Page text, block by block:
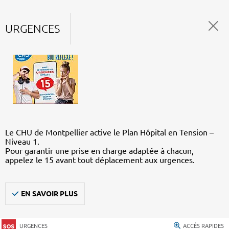
URGENCES
Le CHU de Montpellier active le Plan Hôpital en Tension –
Niveau 1.
Pour garantir une prise en charge adaptée à chacun,
appelez le 15 avant tout déplacement aux urgences.
EN SAVOIR PLUS
URGENCES ACCÈS RAPIDES